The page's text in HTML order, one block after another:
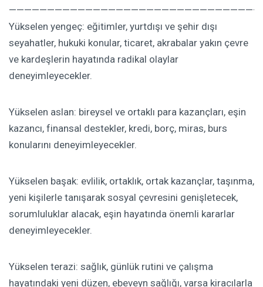
Yükselen yengeç: eğitimler, yurtdışı ve şehir dışı
seyahatler, hukuki konular, ticaret, akrabalar yakın çevre
ve kardeşlerin hayatında radikal olaylar
deneyimleyecekler.
Yükselen aslan: bireysel ve ortaklı para kazançları, eşin
kazancı, finansal destekler, kredi, borç, miras, burs
konularını deneyimleyecekler.
Yükselen başak: evlilik, ortaklık, ortak kazançlar, taşınma,
yeni kişilerle tanışarak sosyal çevresini genişletecek,
sorumluluklar alacak, eşin hayatında önemli kararlar
deneyimleyecekler.
Yükselen terazi: sağlık, günlük rutini ve çalışma
hayatındaki yeni düzen, ebeveyn sağlığı, varsa kiracılarla